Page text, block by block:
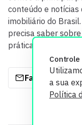
a sua
Política
conteúdo e notícias
imobiliário do
precisa saber
prática e com
Fale com a